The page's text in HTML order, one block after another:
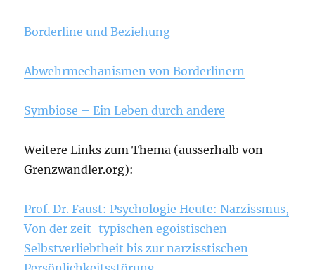
Borderline und Beziehung
Abwehrmechanismen von Borderlinern
Symbiose – Ein Leben durch andere
Weitere Links zum Thema (ausserhalb von
Grenzwandler.org):
Prof. Dr. Faust: Psychologie Heute: Narzissmus,
Von der zeit-typischen egoistischen
Selbstverliebtheit bis zur narzisstischen